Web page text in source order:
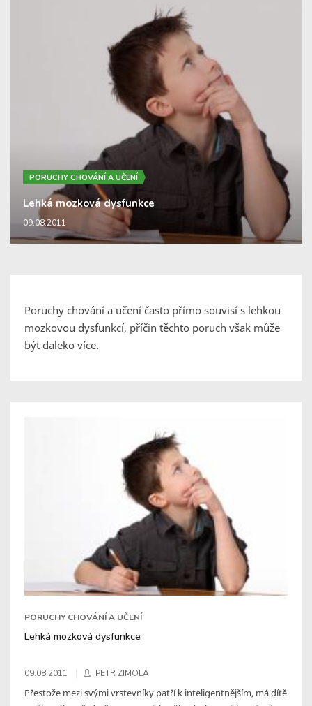
PORUCHY CHOVÁNÍ A UČENÍ
Lehká mozková dysfunkce
09.08.2011
Poruchy chování a učení často přímo souvisí s lehkou
mozkovou dysfunkcí, příčin těchto poruch však může
být daleko více.
PORUCHY CHOVÁNÍ A UČENÍ
Lehká mozková dysfunkce
09.08.2011 PETR ZIMOLA
Přestože mezi svými vrstevníky patří k inteligentnějším, má dítě